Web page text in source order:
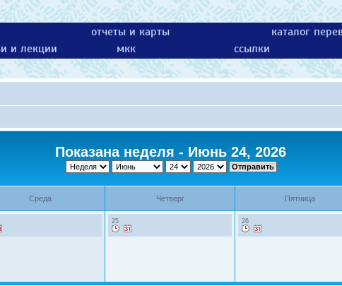
отчеты и карты каталог
и лекции мкк ссылки
Показана неделя - Июнь 24, 2026
Среда Четверг Пятница
25 26